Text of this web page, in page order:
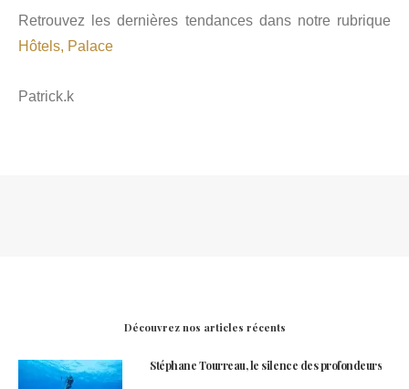
Retrouvez les dernières tendances dans notre rubrique
Hôtels, Palace
Patrick.k
Découvrez nos articles récents
Stéphane Tourreau, le silence des profondeurs